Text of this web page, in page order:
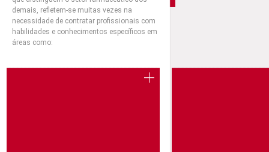
demais, refletem-se muitas vezes na
necessidade de contratar profissionais com
habilidades e conhecimentos específicos em
áreas como: